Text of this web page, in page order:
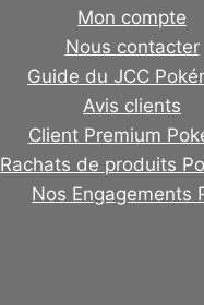
Mon compte
Nous contacter
Guide du JCC
Avis clients
Client Premium
Rachats de produits
Nos Engagements